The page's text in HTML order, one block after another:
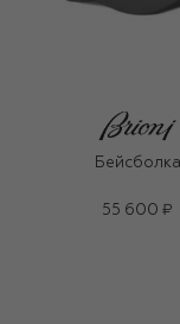
Бейсболка
55 600 ₽